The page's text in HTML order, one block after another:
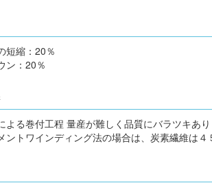
間の短縮：20％
ン：20％
る巻付工程 量産が難しく品質にバラツキあり
トワインディング法の場合は、炭素繊維は４